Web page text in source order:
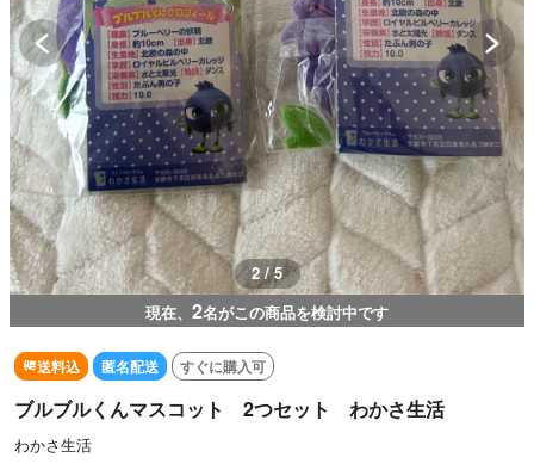
3 / 5
現在、 2名がこの商品を検討中です
送料込 匿名配送 すぐに購入可
ブルブルくんマスコット 2つセット わかさ生活
わかさ生活